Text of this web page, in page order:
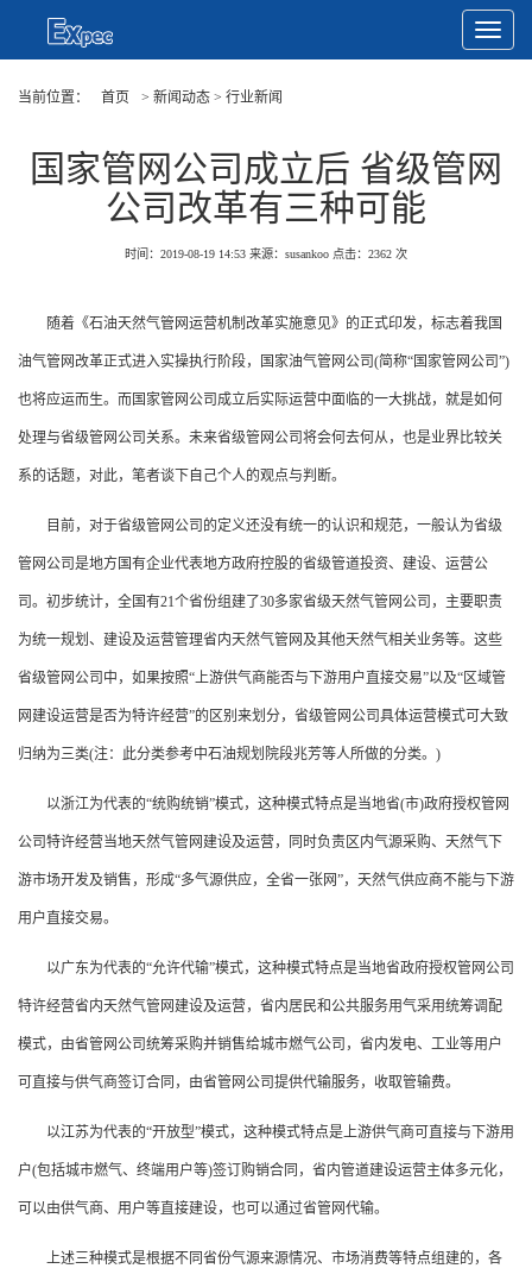
Toggle
当前位置：
首页 > 新闻动态 > 行业新闻
国家管网公司成立后 省级管网
公司改革有三种可能
时间：2019-08-19 14:53 来源：susankoo 点击： 2362 次
随着《石油天然气管网运营机制改革实施意见》的正式印发，标志着我国
油气管网改革正式进入实操执行阶段，国家油气管网公司(简称“国家管网公司”)
也将应运而生。而国家管网公司成立后实际运营中面临的一大挑战，就是如何
处理与省级管网公司关系。未来省级管网公司将会何去何从，也是业界比较关
系的话题，对此，笔者谈下自己个人的观点与判断。
目前，对于省级管网公司的定义还没有统一的认识和规范，一般认为省级
管网公司是地方国有企业代表地方政府控股的省级管道投资、建设、运营公
司。初步统计，全国有21个省份组建了30多家省级天然气管网公司，主要职责
为统一规划、建设及运营管理省内天然气管网及其他天然气相关业务等。这些
省级管网公司中，如果按照“上游供气商能否与下游用户直接交易”以及“区域管
网建设运营是否为特许经营”的区别来划分，省级管网公司具体运营模式可大致
归纳为三类(注：此分类参考中石油规划院段兆芳等人所做的分类。)
以浙江为代表的“统购统销”模式，这种模式特点是当地省(市)政府授权管网
公司特许经营当地天然气管网建设及运营，同时负责区内气源采购、天然气下
游市场开发及销售，形成“多气源供应，全省一张网”，天然气供应商不能与下游
用户直接交易。
以广东为代表的“允许代输”模式，这种模式特点是当地省政府授权管网公司
特许经营省内天然气管网建设及运营，省内居民和公共服务用气采用统筹调配
模式，由省管网公司统筹采购并销售给城市燃气公司，省内发电、工业等用户
可直接与供气商签订合同，由省管网公司提供代输服务，收取管输费。
以江苏为代表的“开放型”模式，这种模式特点是上游供气商可直接与下游用
户(包括城市燃气、终端用户等)签订购销合同，省内管道建设运营主体多元化，
可以由供气商、用户等直接建设，也可以通过省管网代输。
上述三种模式是根据不同省份气源来源情况、市场消费等特点组建的，各